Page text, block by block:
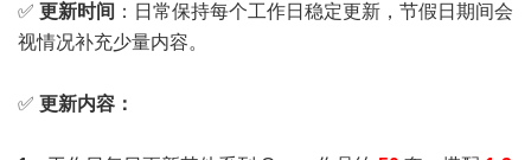
✅ 更新时间 ：日常保持每个工作日稳定更新，节假日期间会
视情况补充少量内容。
✅ 更新内容：